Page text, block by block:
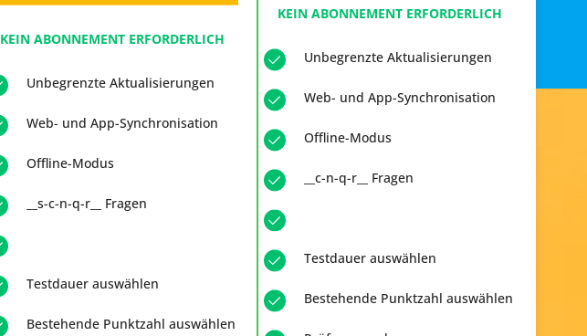
KEIN ABONNEMENT ERFORDERLICH
Unbegrenzte Aktualisierungen
Web- und App-Synchronisation
Offline-Modus
__s-c-n-q-r__ Fragen
Testdauer auswählen
Bestehende Punktzahl auswählen
KEIN ABONNEMENT ERFORDERLICH
Unbegrenzte Aktualisierungen
Web- und App-Synchronisation
Offline-Modus
__c-n-q-r__ Fragen
Testdauer auswählen
Bestehende Punktzahl auswählen